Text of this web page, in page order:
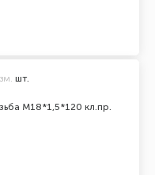
M18*1,5*120 кл.пр.
шт.